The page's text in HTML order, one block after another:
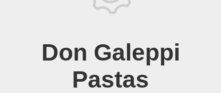
Don Galeppi
Pastas